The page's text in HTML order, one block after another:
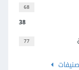
68
38
77